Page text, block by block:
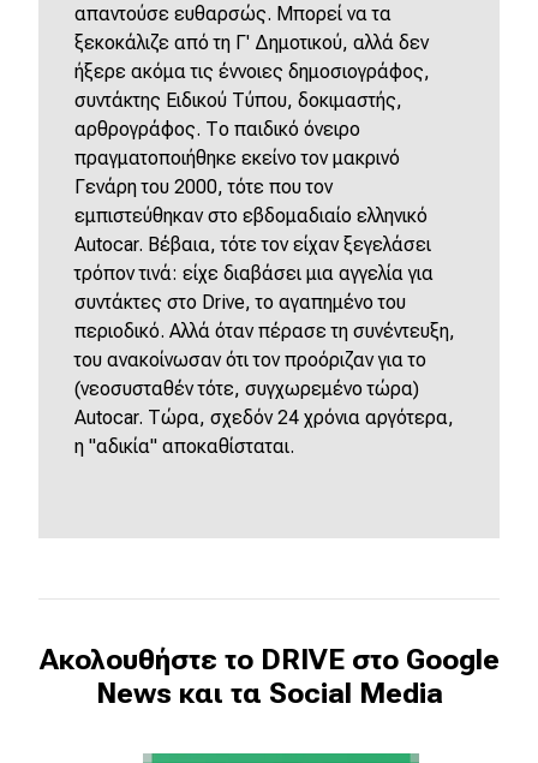
απαντούσε ευθαρσώς. Μπορεί να τα
ξεκοκάλιζε από τη Γ' Δημοτικού, αλλά δεν
ήξερε ακόμα τις έννοιες δημοσιογράφος,
συντάκτης Ειδικού Τύπου, δοκιμαστής,
αρθρογράφος. Το παιδικό όνειρο
πραγματοποιήθηκε εκείνο τον μακρινό
Γενάρη του 2000, τότε που τον
εμπιστεύθηκαν στο εβδομαδιαίο ελληνικό
Autocar. Βέβαια, τότε τον είχαν ξεγελάσει
τρόπον τινά: είχε διαβάσει μια αγγελία για
συντάκτες στο Drive, το αγαπημένο του
περιοδικό. Αλλά όταν πέρασε τη συνέντευξη,
του ανακοίνωσαν ότι τον προόριζαν για το
(νεοσυσταθέν τότε, συγχωρεμένο τώρα)
Autocar. Τώρα, σχεδόν 24 χρόνια αργότερα,
η "αδικία" αποκαθίσταται.
Ακολουθήστε το DRIVE στο Google
News και τα Social Media